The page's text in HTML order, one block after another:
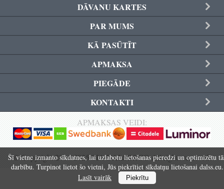
Šī vietne izmanto sīkdatnes, lai uzlabotu lietošanas pieredzi un optimizētu
darbību. Turpinot lietot šo vietni, Jūs piekrītiet sīkdatņu lietošanai dalss.eu.
Lasīt vairāk
Piekrītu
DĀVANU KARTES
PAR MUMS
KĀ PASŪTĪT
APMAKSA
PIEGĀDE
KONTAKTI
APMAKSAS VEIDI:
© Copyright 2014-2025 SIA DALSS&CO All rights reserved.